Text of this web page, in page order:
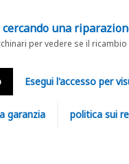
cercando una
per vedere se il
Esegui l'accesso per
garanzia politica sui